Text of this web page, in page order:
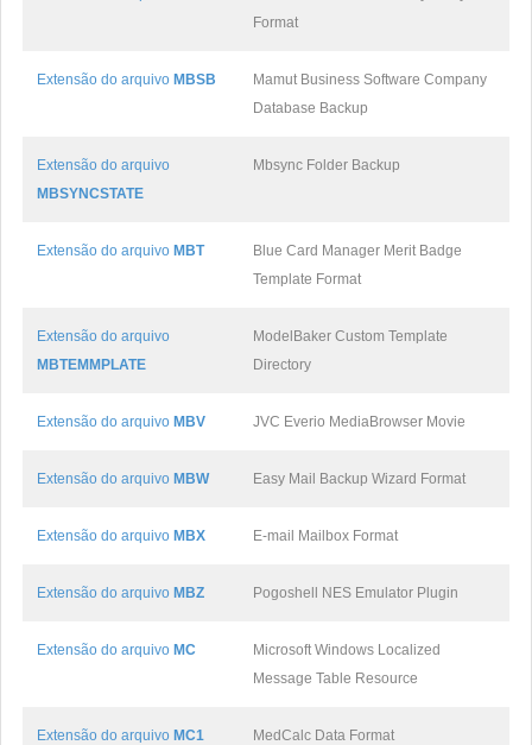
Format
Extensão do arquivo MBSB
Mamut Business Software Company
Database Backup
Extensão do arquivo
MBSYNCSTATE
Mbsync Folder Backup
Extensão do arquivo MBT
Blue Card Manager Merit Badge
Template Format
Extensão do arquivo
MBTEMMPLATE
ModelBaker Custom Template
Directory
Extensão do arquivo MBV JVC Everio MediaBrowser Movie
Extensão do arquivo MBW Easy Mail Backup Wizard Format
Extensão do arquivo MBX E-mail Mailbox Format
Extensão do arquivo MBZ Pogoshell NES Emulator Plugin
Extensão do arquivo MC
Microsoft Windows Localized
Message Table Resource
Extensão do arquivo MC1 MedCalc Data Format